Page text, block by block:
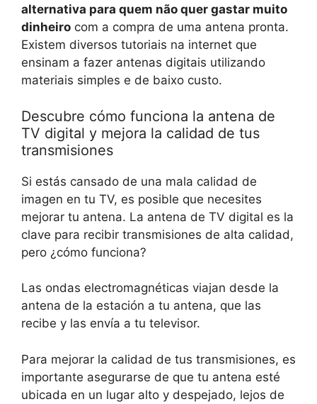
alternativa para quem não quer gastar muito
dinheiro com a compra de uma antena pronta.
Existem diversos tutoriais na internet que
ensinam a fazer antenas digitais utilizando
materiais simples e de baixo custo.
Descubre cómo funciona la antena de
TV digital y mejora la calidad de tus
transmisiones
Si estás cansado de una mala calidad de
imagen en tu TV, es posible que necesites
mejorar tu antena. La antena de TV digital es la
clave para recibir transmisiones de alta calidad,
pero ¿cómo funciona?
Las ondas electromagnéticas viajan desde la
antena de la estación a tu antena, que las
recibe y las envía a tu televisor.
Para mejorar la calidad de tus transmisiones, es
importante asegurarse de que tu antena esté
ubicada en un lugar alto y despejado, lejos de